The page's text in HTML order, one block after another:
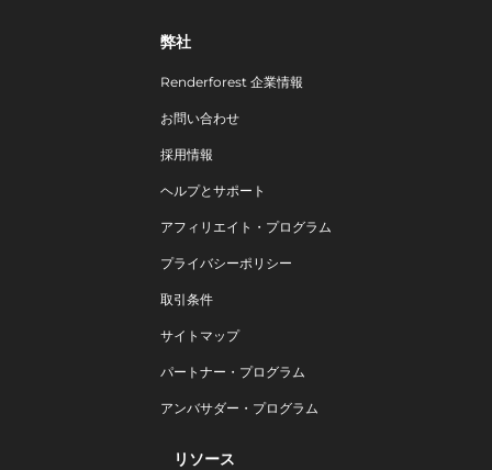
弊社
Renderforest 企業情報
お問い合わせ
採用情報
ヘルプとサポート
アフィリエイト・プログラム
プライバシーポリシー
取引条件
サイトマップ
パートナー・プログラム
アンバサダー・プログラム
リソース